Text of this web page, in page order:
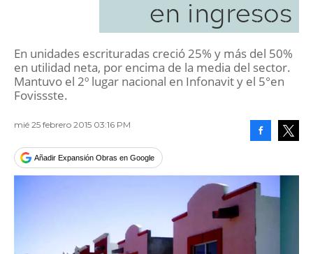
en ingresos
En unidades escrituradas creció 25% y más del 50%
en utilidad neta, por encima de la media del sector.
Mantuvo el 2º lugar nacional en Infonavit y el 5°en
Fovissste.
mié 25 febrero 2015 03:16 PM
Añadir Expansión Obras en Google